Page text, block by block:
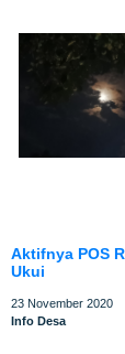
Aktifnya POS
Ukui
23 November 2020
Info Desa